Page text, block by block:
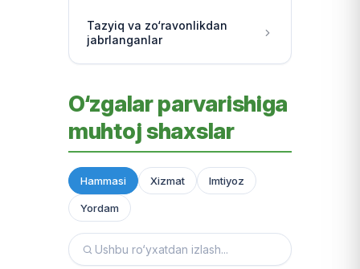
Tazyiq va zo‘ravonlikdan
jabrlanganlar
O‘zgalar parvarishiga
muhtoj shaxslar
Hammasi Xizmat Imtiyoz
Yordam